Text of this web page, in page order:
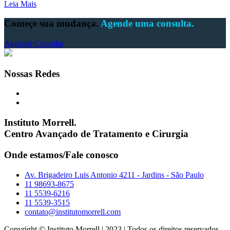
Leia Mais
Começe sua mudança. Agende uma consulta.
Agendar Consulta
Nossas Redes
Instituto Morrell.
Centro Avançado de Tratamento e Cirurgia
Onde estamos/Fale conosco
Av. Brigadeiro Luis Antonio 4211 - Jardins - São Paulo
11 98693-8675
11 5539-6216
11 5539-3515
contato@institutomorrell.com